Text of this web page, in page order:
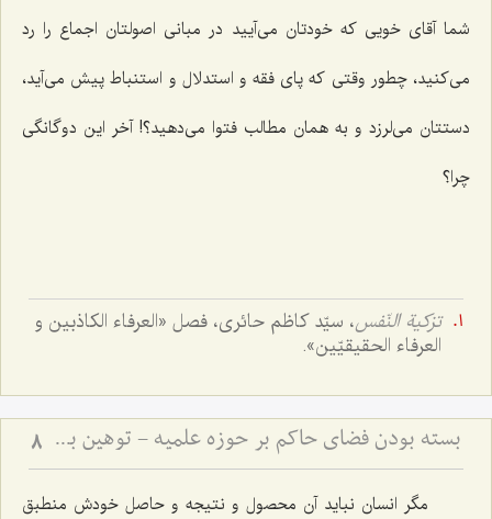
شما آقای خویی که خودتان می‌آیید در مبانی اصولتان اجماع را رد
می‌کنید، چطور وقتی که پای فقه و استدلال و استنباط پیش می‌آید،
دستتان می‌لرزد و به همان مطالب فتوا می‌دهید؟! آخر این دوگانگی
چرا؟
تزکیة النّفس، سیّد کاظم حائری، فصل «العرفاء الکاذبین و
العرفاء الحقیقیّین».
بسته بودن فضای حاکم بر حوزه علمیه - توهین به اولیاء و سکوت حوزه علمیّه 8
مگر انسان نباید آن محصول و نتیجه و حاصل خودش منطبق